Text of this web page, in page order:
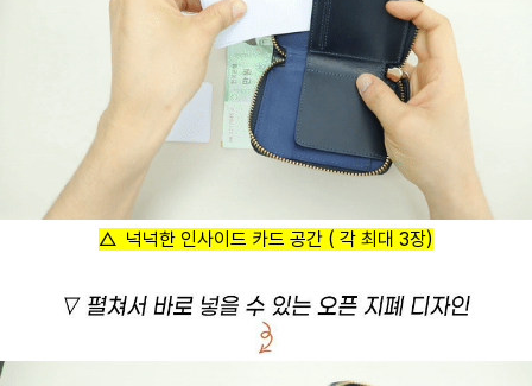
△ 넉넉한 인사이드 카드 공간 ( 각 최대 3장)